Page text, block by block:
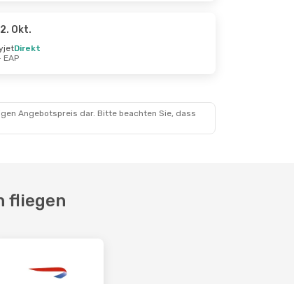
Okt.
Direkt
EAP
Angebotspreis dar. Bitte beachten Sie, dass
fliegen